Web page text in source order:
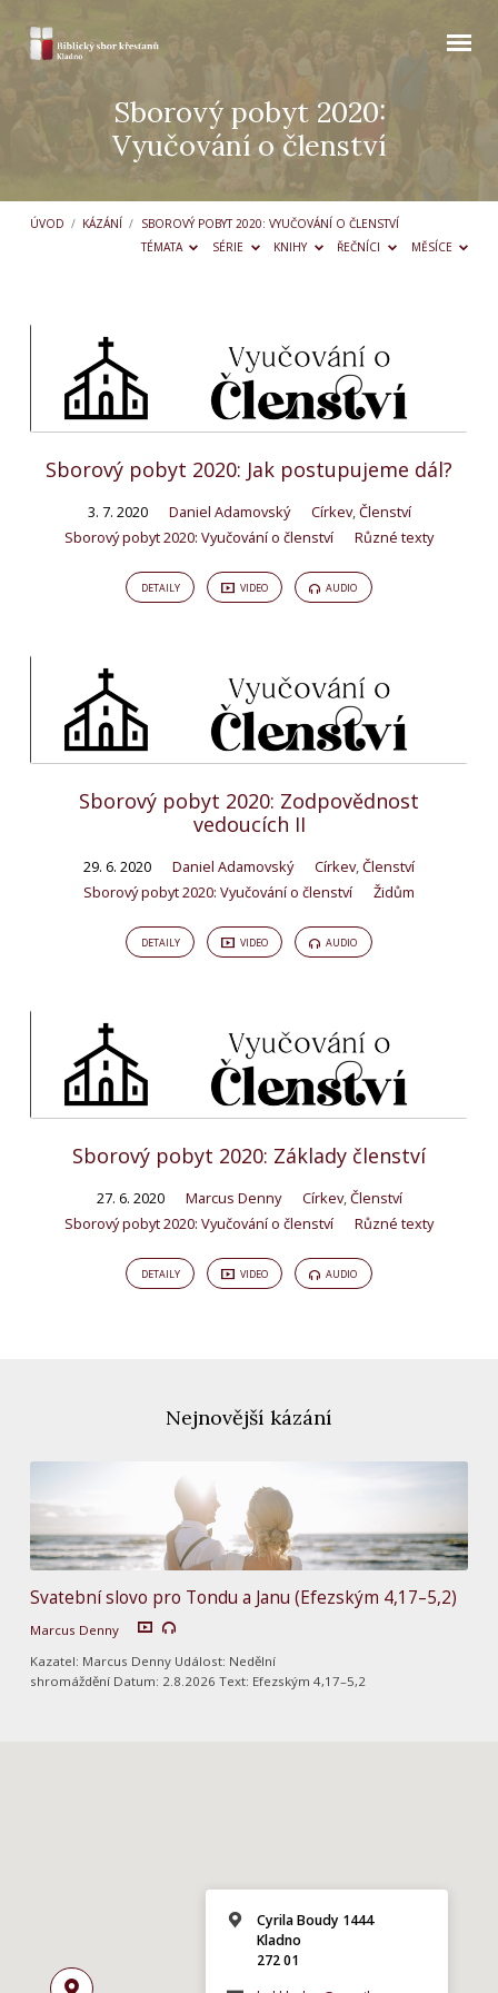
Sborový pobyt 2020:
Vyučování o členství
ÚVOD / KÁZÁNÍ / SBOROVÝ POBYT 2020: VYUČOVÁNÍ O ČLENSTVÍ
TÉMATA
SÉRIE KNIHY ŘEČNÍCI MĚSÍCE
Sborový
pobyt
2020:
Vyučování
členství
Sborový pobyt 2020: Jak postupujeme dál?
3. 7. 2020 Daniel Adamovský Církev, Členství
Sborový pobyt 2020: Vyučování o členství
Různé texty
DETAILY VIDEO AUDIO
Sborový pobyt 2020: Zodpovědnost
vedoucích II
29. 6. 2020 Daniel Adamovský Církev,Členství
Sborový pobyt 2020: Vyučování o členství
Židům
DETAILY VIDEO AUDIO
Sborový pobyt 2020: Základy členství
27. 6. 2020 Marcus Denny Církev,Členství
Sborový pobyt 2020: Vyučování o členství
Různé texty
DETAILY VIDEO AUDIO
Nejnovější kázání
Svatební slovo pro Tondu a Janu (Efezským 4,17–5,2)
Marcus Denny
Kazatel: Marcus Denny Událost: Nedělní
shromáždění Datum: 2.8.2026 Text: Efezským 4,17–5,2
Cyrila Boudy 1444
Kladno
272 01